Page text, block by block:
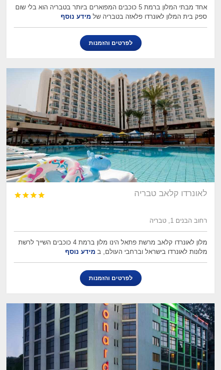
אחד מבתי המלון ברמת 5 כוכבים המפוארים ביותר בטבריה הוא בלי שום
ספק בית המלון לאונרדו פלאזה בטבריה שלמידע נוסף
לפרטים והזמנות
לאונרדו קלאב טבריה 



רחוב הבנים 1, טבריה
מלון לאונרדו קלאב מרשת פתאל הינו מלון ברמת 4 כוכבים השייך לרשת
מלונות לאונרדו בישראל וברחבי העולם, במידע נוסף
לפרטים והזמנות